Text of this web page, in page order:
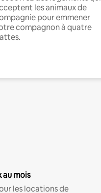
les animaux de
pour emmener
compagnon à quatre
au mois
les locations de